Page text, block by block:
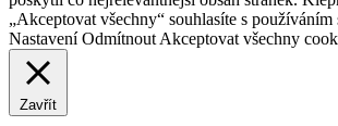
„Akceptovat všechny“ souhlasíte s
Nastavení Odmítnout Akceptovat všechny
Zavřít